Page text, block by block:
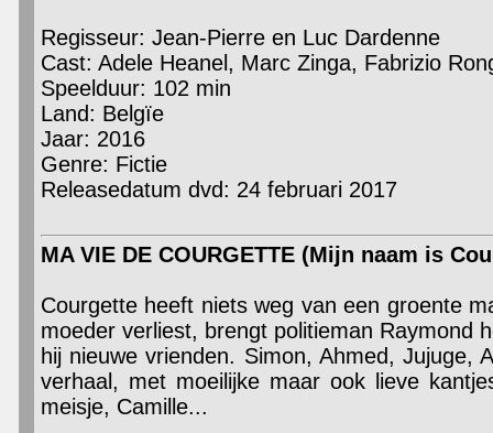
Regisseur: Jean-Pierre en Luc Dardenne
Cast: Adele Heanel, Marc Zinga, Fabrizio
Speelduur: 102 min
Land: Belgïe
Jaar: 2016
Genre: Fictie
Releasedatum dvd: 24 februari 2017
MA VIE DE COURGETTE (Mijn naam is
Courgette heeft niets weg van een groente
moeder verliest, brengt politieman Raymond
hij nieuwe vrienden. Simon, Ahmed, Jujuge,
verhaal, met moeilijke maar ook lieve
meisje, Camille...